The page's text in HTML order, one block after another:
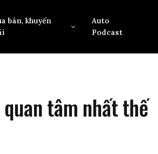
bán, khuyến
Auto
Podcast
tâm nhất thế